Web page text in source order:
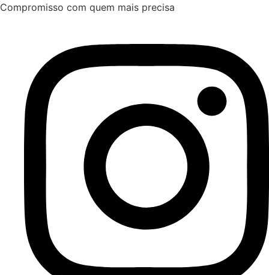
Ir
Compromisso com quem mais precisa